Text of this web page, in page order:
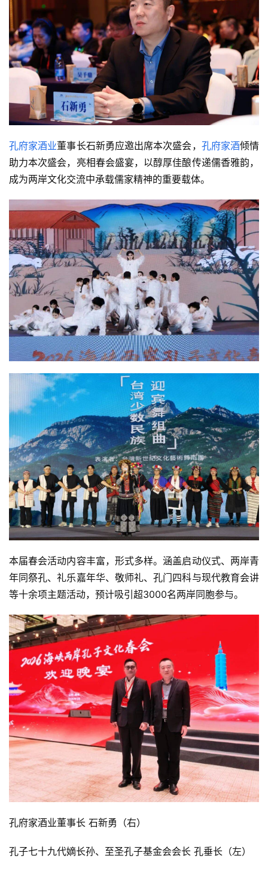
孔府家酒业董事长石新勇应邀出席本次盛会， 孔府家酒倾情
助力本次盛会，亮相春会盛宴，以醇厚佳酿传递儒香雅韵，
成为两岸文化交流中承载儒家精神的重要载体。
本届春会活动内容丰富，形式多样。涵盖启动仪式、两岸青
年同祭孔、礼乐嘉年华、敬师礼、孔门四科与现代教育会讲
等十余项主题活动，预计吸引超3000名两岸同胞参与。
孔府家酒业董事长 石新勇（右）
孔子七十九代嫡长孙、至圣孔子基金会会长 孔垂长（左）